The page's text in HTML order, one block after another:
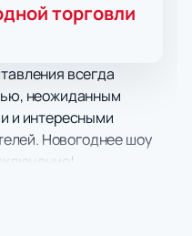
торговли
всегда
неожиданным
и интересными
Новогоднее шоу
для малышей